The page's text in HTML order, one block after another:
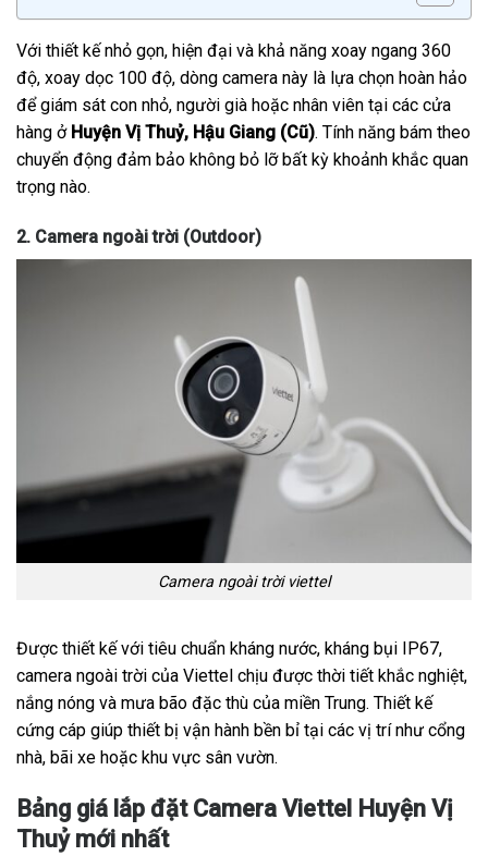
Với thiết kế nhỏ gọn, hiện đại và khả năng xoay ngang 360
độ, xoay dọc 100 độ, dòng camera này là lựa chọn hoàn hảo
để giám sát con nhỏ, người già hoặc nhân viên tại các cửa
hàng ở Huyện Vị Thuỷ, Hậu Giang (Cũ). Tính năng bám theo
chuyển động đảm bảo không bỏ lỡ bất kỳ khoảnh khắc quan
trọng nào.
2. Camera ngoài trời (Outdoor)
Camera ngoài trời viettel
Được thiết kế với tiêu chuẩn kháng nước, kháng bụi IP67,
camera ngoài trời của Viettel chịu được thời tiết khắc nghiệt,
nắng nóng và mưa bão đặc thù của miền Trung. Thiết kế
cứng cáp giúp thiết bị vận hành bền bỉ tại các vị trí như cổng
nhà, bãi xe hoặc khu vực sân vườn.
Bảng giá lắp đặt Camera Viettel Huyện Vị
Thuỷ mới nhất